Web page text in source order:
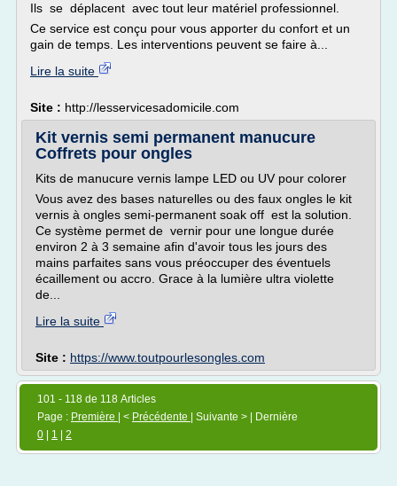
Ils se déplacent avec tout leur matériel professionnel.
Ce service est conçu pour vous apporter du confort et un
gain de temps. Les interventions peuvent se faire à...
Lire la suite
Site : http://lesservicesadomicile.com
Kit vernis semi permanent manucure
Coffrets pour ongles
Kits de manucure vernis lampe LED ou UV pour colorer
Vous avez des bases naturelles ou des faux ongles le kit
vernis à ongles semi-permanent soak off est la solution.
Ce système permet de vernir pour une longue durée
environ 2 à 3 semaine afin d'avoir tous les jours des
mains parfaites sans vous préoccuper des éventuels
écaillement ou accro. Grace à la lumière ultra violette
de...
Lire la suite
Site : https://www.toutpourlesongles.com
101 - 118 de 118 Articles
Page : Première | < Précédente
| Suivante > | Dernière
0
1 2